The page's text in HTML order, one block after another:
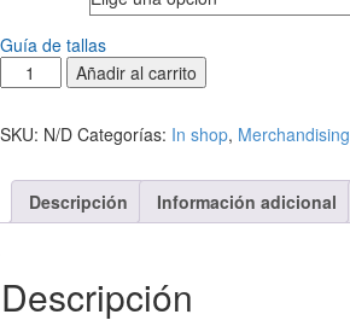
Guía de tallas
Añadir al carrito
SKU: N/D Categorías: In shop, Merchandising
Descripción Información adicional
Descripción